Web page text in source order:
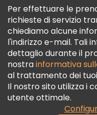
Informativa Sui Cookie
Freetour Premi
Programma Di
Per effettuare le
richieste di servizio
chiediamo alcune
l'indirizzo e-mail. Tali
dettaglio durante il
nostrainformativa
al trattamento dei
Il nostro sito utilizza i
utente ottimale.